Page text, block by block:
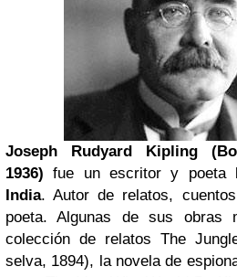
Joseph Rudyard Kipling
1936) fue un escritor y poeta
India. Autor de relatos,
poeta. Algunas de sus obras
colección de relatos The
selva, 1894), la novela de